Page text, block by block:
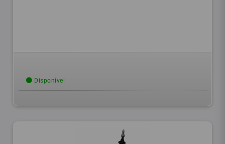
Disponível